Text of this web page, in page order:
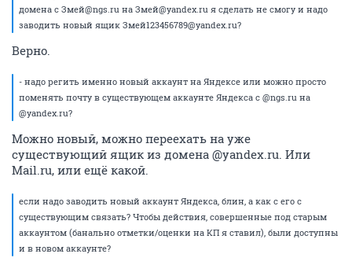
домена с Змей@ngs.ru на Змей@yandex.ru я сделать не смогу и надо
заводить новый ящик Змей123456789@yandex.ru?
Верно.
- надо регить именно новый аккаунт на Яндексе или можно просто
поменять почту в существующем аккаунте Яндекса c @ngs.ru на
@yandex.ru?
Можно новый, можно переехать на уже
существующий ящик из домена @yandex.ru. Или
Mail.ru, или ещё какой.
если надо заводить новый аккаунт Яндекса, блин, а как с его с
существующим связать? Чтобы действия, совершенные под старым
аккаунтом (банально отметки/оценки на КП я ставил), были доступны
и в новом аккаунте?